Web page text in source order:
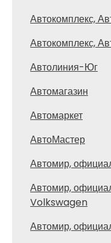
Автокомплекс,
Автокомплекс,
Автолиния-Юг
Автомагазин
Автомаркет
АвтоМастер
Автомир,
Автомир,
Volkswagen
Автомир,